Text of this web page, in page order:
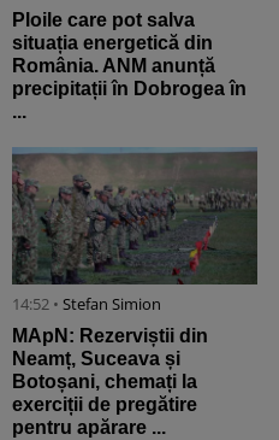
Ploile care pot salva
situația energetică din
România. ANM anunță
precipitații în Dobrogea în
...
14:52 • Stefan Simion
MApN: Rezerviștii din
Neamț, Suceava și
Botoșani, chemați la
exerciții de pregătire
pentru apărare ...